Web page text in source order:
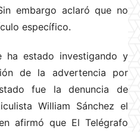
embargo aclaró que no
específico.
ha estado investigando y
de la advertencia por
fue la denuncia de
William Sánchez el
afirmó que El Telégrafo